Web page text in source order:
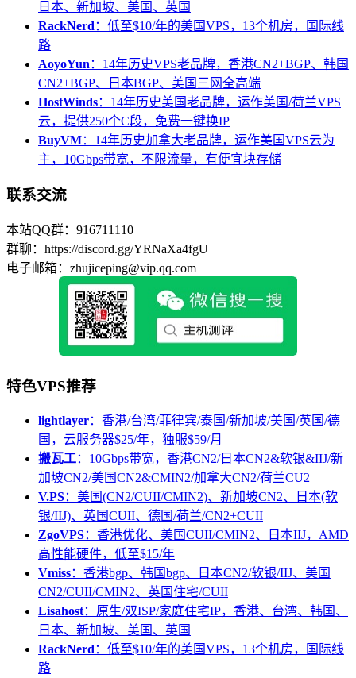
日本、新加坡、美国、英国
RackNerd：低至$10/年的美国VPS，13个机房，国际线
路
AoyoYun：14年历史VPS老品牌，香港CN2+BGP、韩国
CN2+BGP、日本BGP、美国三网全高端
HostWinds：14年历史美国老品牌，运作美国/荷兰VPS
云，提供250个C段，免费一键换IP
BuyVM：14年历史加拿大老品牌，运作美国VPS云为
主，10Gbps带宽，不限流量，有便宜块存储
联系交流
本站QQ群：916711110
群聊：https://discord.gg/YRNaXa4fgU
电子邮箱：zhujiceping@vip.qq.com
特色VPS推荐
lightlayer：香港/台湾/菲律宾/泰国/新加坡/美国/英国/德
国，云服务器$25/年，独服$59/月
搬瓦工：10Gbps带宽，香港CN2/日本CN2&软银&IIJ/新
加坡CN2/美国CN2&CMIN2/加拿大CN2/荷兰CU2
V.PS：美国(CN2/CUII/CMIN2)、新加坡CN2、日本(软
银/IIJ)、英国CUII、德国/荷兰/CN2+CUII
ZgoVPS：香港优化、美国CUII/CMIN2、日本IIJ，AMD
高性能硬件，低至$15/年
Vmiss：香港bgp、韩国bgp、日本CN2/软银/IIJ、美国
CN2/CUII/CMIN2、英国住宅/CUII
Lisahost：原生/双ISP/家庭住宅IP，香港、台湾、韩国、
日本、新加坡、美国、英国
RackNerd ：低至$10/年的美国VPS，13个机房，国际线
路